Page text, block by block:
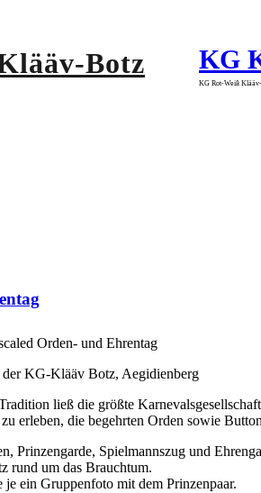
KG
KG Rot-Weiß
der KG-Klääv Botz, Aegidienberg
ließ die größte
erleben, die begehrten Orden sowie
Prinzengarde, Spielmannszug und
rund um das Brauchtum.
je ein Gruppenfoto mit dem Prinzenpaar.